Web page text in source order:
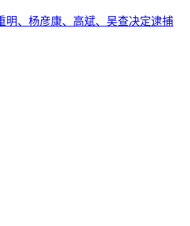
明、杨彦康、高斌、吴查决定逮捕